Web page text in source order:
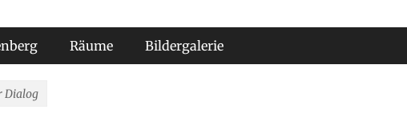
Räume Bildergalerie
Dialog